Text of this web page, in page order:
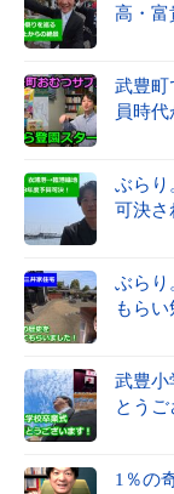
高・富
武豊町
員時
ぶら
可決さ
ぶらり
もら
武豊小
とうご
1％の